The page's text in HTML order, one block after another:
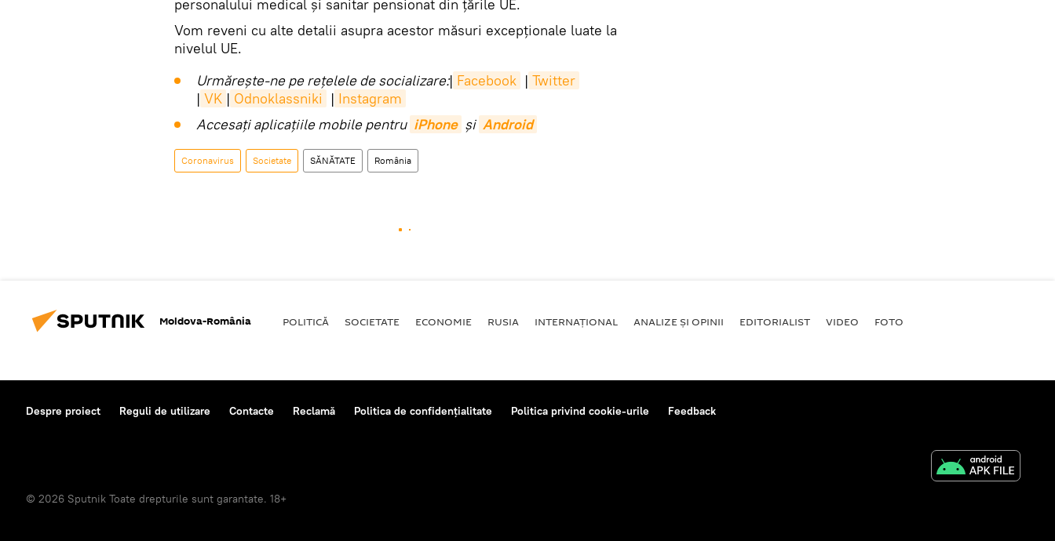
personalului medical și sanitar pensionat din țările UE.
Vom reveni cu alte detalii asupra acestor măsuri excepționale luate la
nivelul UE.
Urmărește-ne pe rețelele de socializare:| Facebook | Twitter
| VK | Odnoklassniki | Instagram
Accesaţi aplicaţiile mobile pentru iPhone și Android
Coronavirus Societate SĂNĂTATE România
Moldova-România POLITICĂ SOCIETATE ECONOMIE RUSIA INTERNAŢIONAL ANALIZE ȘI OPINII EDITORIALIST VIDEO FOTO
Despre proiect Reguli de utilizare Contacte Reclamă Politica de confidențialitate Politica privind cookie-urile Feedback
© 2026 Sputnik Toate drepturile sunt garantate. 18+